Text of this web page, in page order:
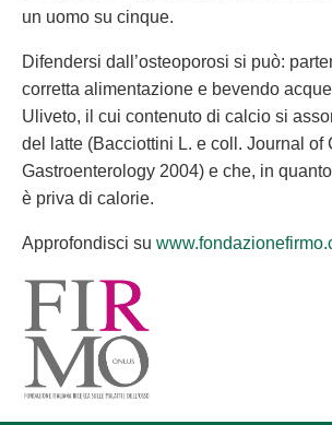
un uomo su cinque.
Difendersi dall’osteoporosi si può:
corretta alimentazione e bevendo
Uliveto, il cui contenuto di calcio si
del latte (Bacciottini L. e coll. Journal of
Gastroenterology 2004) e che, in
è priva di calorie.
Approfondisci su